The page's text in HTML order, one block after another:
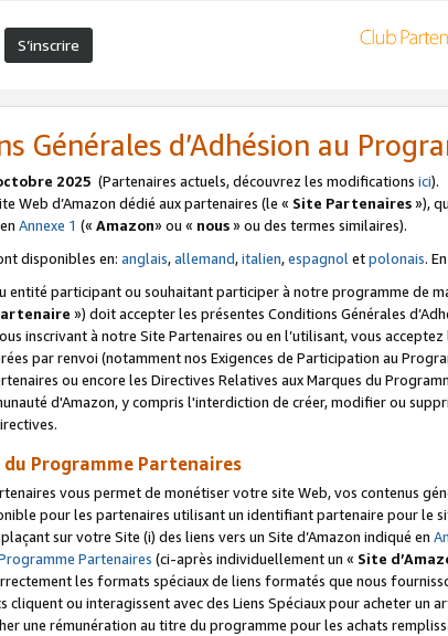
S’inscrire
Générales d’Adhésion au
2025 (Partenaires actuels, découvrez les modifications ici).
Web d’Amazon dédié aux partenaires (le « Site Partenaires»),
Annexe 1 (« Amazon» ou « nous» ou des termes similaires).
disponibles en: anglais,allemand,italien,espagnoletpolonais.
entité participant ou souhaitant participer à notre programme de
») doit accepter les présentes Conditions Générales
inscrivant à notre Site Partenaires ou en l’utilisant, vous
par renvoi (notamment nos Exigences de Participation au
ou encore les Directives Relatives aux Marques du
d'Amazon, y compris l'interdiction de créer, modifier ou
Programme Partenaires
vous permet de monétiser votre site Web, vos contenus
pour les partenaires utilisant un identifiant partenaire pour le
sur votre Site (i) des liens vers un Site d’Amazon indiqué en
Partenaires (ci-après individuellement un « Site
les formats spéciaux de liens formatés que nous
cliquent ou interagissent avec des Liens Spéciaux pour acheter
une rémunération au titre du programme pour les achats